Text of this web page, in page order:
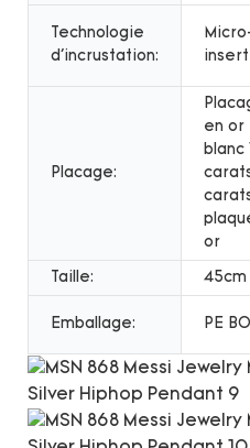
Technologie
d'incrustation:
insert
Placage:
en or
blanc
or
Taille: 45cm
Emballage: PE